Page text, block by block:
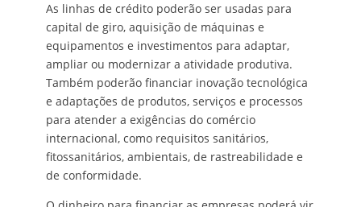
As linhas de crédito poderão ser usadas para
capital de giro, aquisição de máquinas e
equipamentos e investimentos para adaptar,
ampliar ou modernizar a atividade produtiva.
Também poderão financiar inovação tecnológica
e adaptações de produtos, serviços e processos
para atender a exigências do comércio
internacional, como requisitos sanitários,
fitossanitários, ambientais, de rastreabilidade e
de conformidade.